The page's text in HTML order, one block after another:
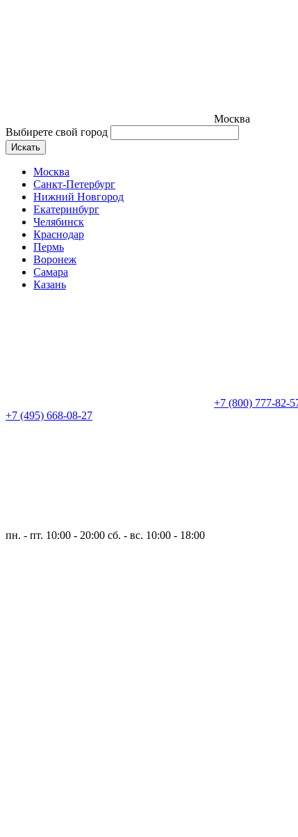
Москва
Выбирете свой город
Искать
Москва
Санкт-Петербург
Нижний Новгород
Екатеринбург
Челябинск
Краснодар
Пермь
Воронеж
Самара
Казань
+7 (800) 777-82-
+7 (495) 668-08-27
пн. - пт. 10:00 - 20:00 сб. - вс. 10:00 - 18:00